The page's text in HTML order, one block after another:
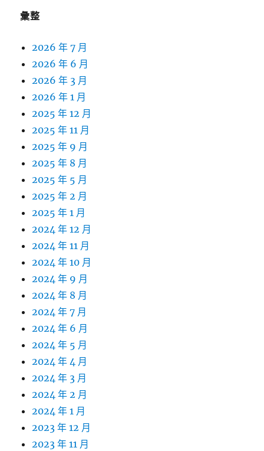
彙整
2026 年 7 月
2026 年 6 月
2026 年 3 月
2026 年 1 月
2025 年 12 月
2025 年 11 月
2025 年 9 月
2025 年 8 月
2025 年 5 月
2025 年 2 月
2025 年 1 月
2024 年 12 月
2024 年 11 月
2024 年 10 月
2024 年 9 月
2024 年 8 月
2024 年 7 月
2024 年 6 月
2024 年 5 月
2024 年 4 月
2024 年 3 月
2024 年 2 月
2024 年 1 月
2023 年 12 月
2023 年 11 月